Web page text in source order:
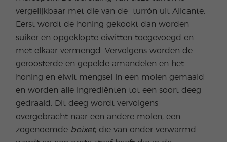
vergelijkbaar met die van de turrón uit Alicante.
Eerst wordt de honing gekookt dan worden
suiker en opgeklopte eiwitten toegevoegd en
met elkaar vermengd. Vervolgens worden de
geroosterde en gepelde amandelen en het
honing en eiwit mengsel in een molen gemaald
en worden alle ingrediënten tot een soort deeg
gedraaid. Dit deeg wordt vervolgens
overgebracht naar een andere molen, een
zogenoemde boixet, die van onder verwarmd